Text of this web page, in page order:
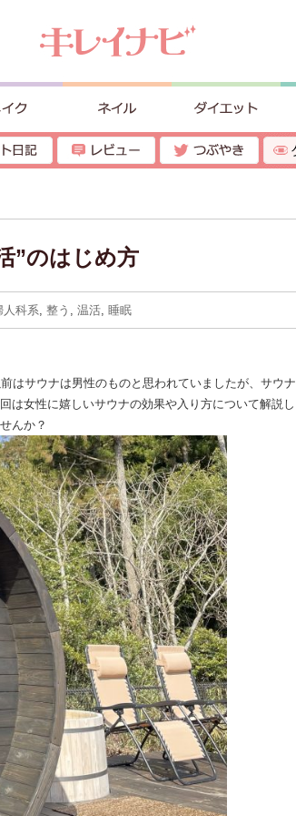
”のはじめ方
人科系, 整う , 温活, 睡眠
はサウナは男性のものと思われていましたが、サウナ
は女性に嬉しいサウナの効果や入り方について解説し
んか？